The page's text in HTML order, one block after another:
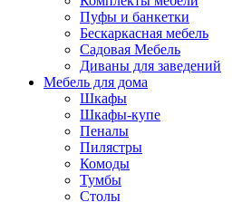
Пуфы и банкетки
Бескаркасная мебель
Садовая Мебель
Диваны для заведений
Мебель для дома
Шкафы
Шкафы-купе
Пеналы
Пилястры
Комоды
Тумбы
Столы